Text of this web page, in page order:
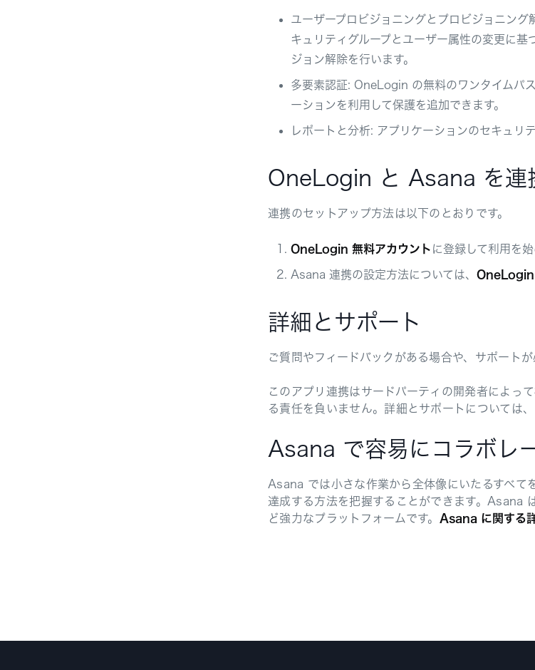
ユーザープロビジョニングとプロビジョニン
キュリティグループとユーザー属性の変更に
ジョン解除を行います。
多要素認証: OneLogin の無料のワンタイムパ
ーションを利用して保護を追加できます。
レポートと分析: アプリケーションのセキュリ
OneLogin と Asana を連
連携のセットアップ方法は以下のとおりです。
OneLogin 無料アカウント に登録して利用を始
Asana 連携の設定方法については、
詳細とサポート
ご質問やフィードバックがある場合や、サポートが
このアプリ連携はサードパーティの開発者によっ
る責任を負いません。詳細とサポートについては
Asana で容易にコラボレ
Asana では小さな作業から全体像にいたるすべて
達成する方法を把握することができます。Asana
ど強力なプラットフォームです。 Asana に関する